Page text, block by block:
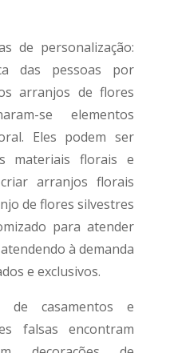
de personalização:
das pessoas por
arranjos de flores
se elementos
Eles podem ser
materiais florais e
arranjos florais
de flores silvestres
para atender
à demanda
e exclusivos.
de casamentos e
falsas encontram